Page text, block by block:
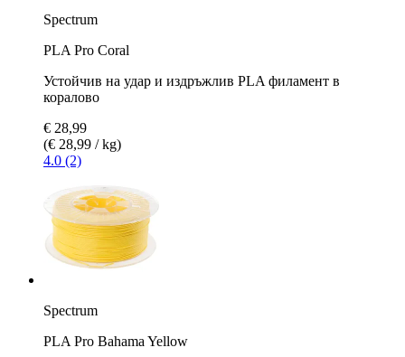
Spectrum
PLA Pro Coral
Устойчив на удар и издръжлив PLA филамент в
коралово
€ 28,99
(€ 28,99 / kg)
4.0 (2)
Spectrum
PLA Pro Bahama Yellow